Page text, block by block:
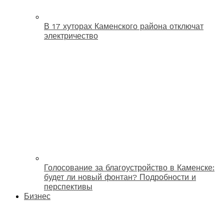
В 17 хуторах Каменского района отключат
электричество
Голосование за благоустройство в Каменске:
будет ли новый фонтан? Подробности и
перспективы
Бизнес